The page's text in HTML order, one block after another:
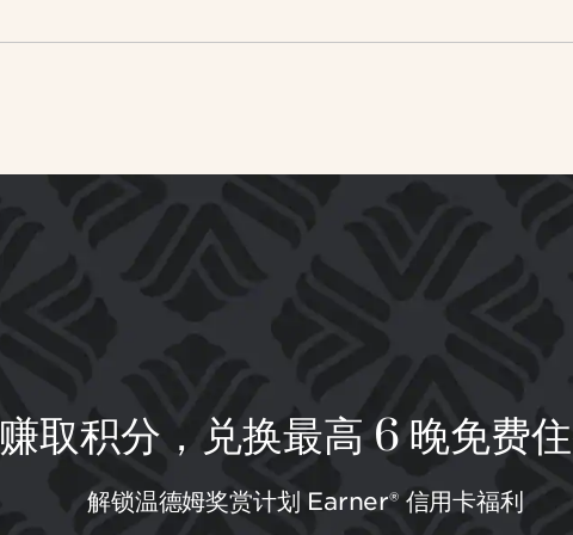
赚取积分，兑换最高 6 晚免费
解锁温德姆奖赏计划 Earner® 信用卡福利